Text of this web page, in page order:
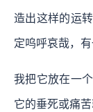
造出这样的运
定呜呼哀哉，
我把它放在一
它的垂死或痛苦